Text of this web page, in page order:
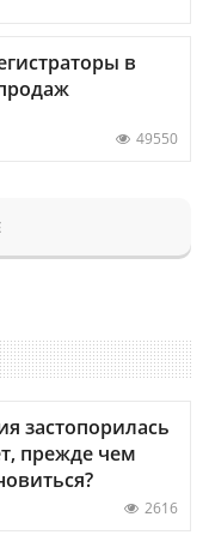
в
49550
застопорилась
прежде чем
2616